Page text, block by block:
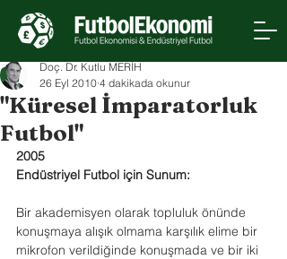
"Küresel İmparatorluk
Futbol"
Doç. Dr. Kutlu MERİH
26 Eyl 2010 4 dakikada okunur
2005
Endüstriyel Futbol için Sunum:
Bir akademisyen olarak topluluk önünde
konuşmaya alışık olmama karşılık elime bir
mikrofon verildiğinde konuşmada ve bir iki